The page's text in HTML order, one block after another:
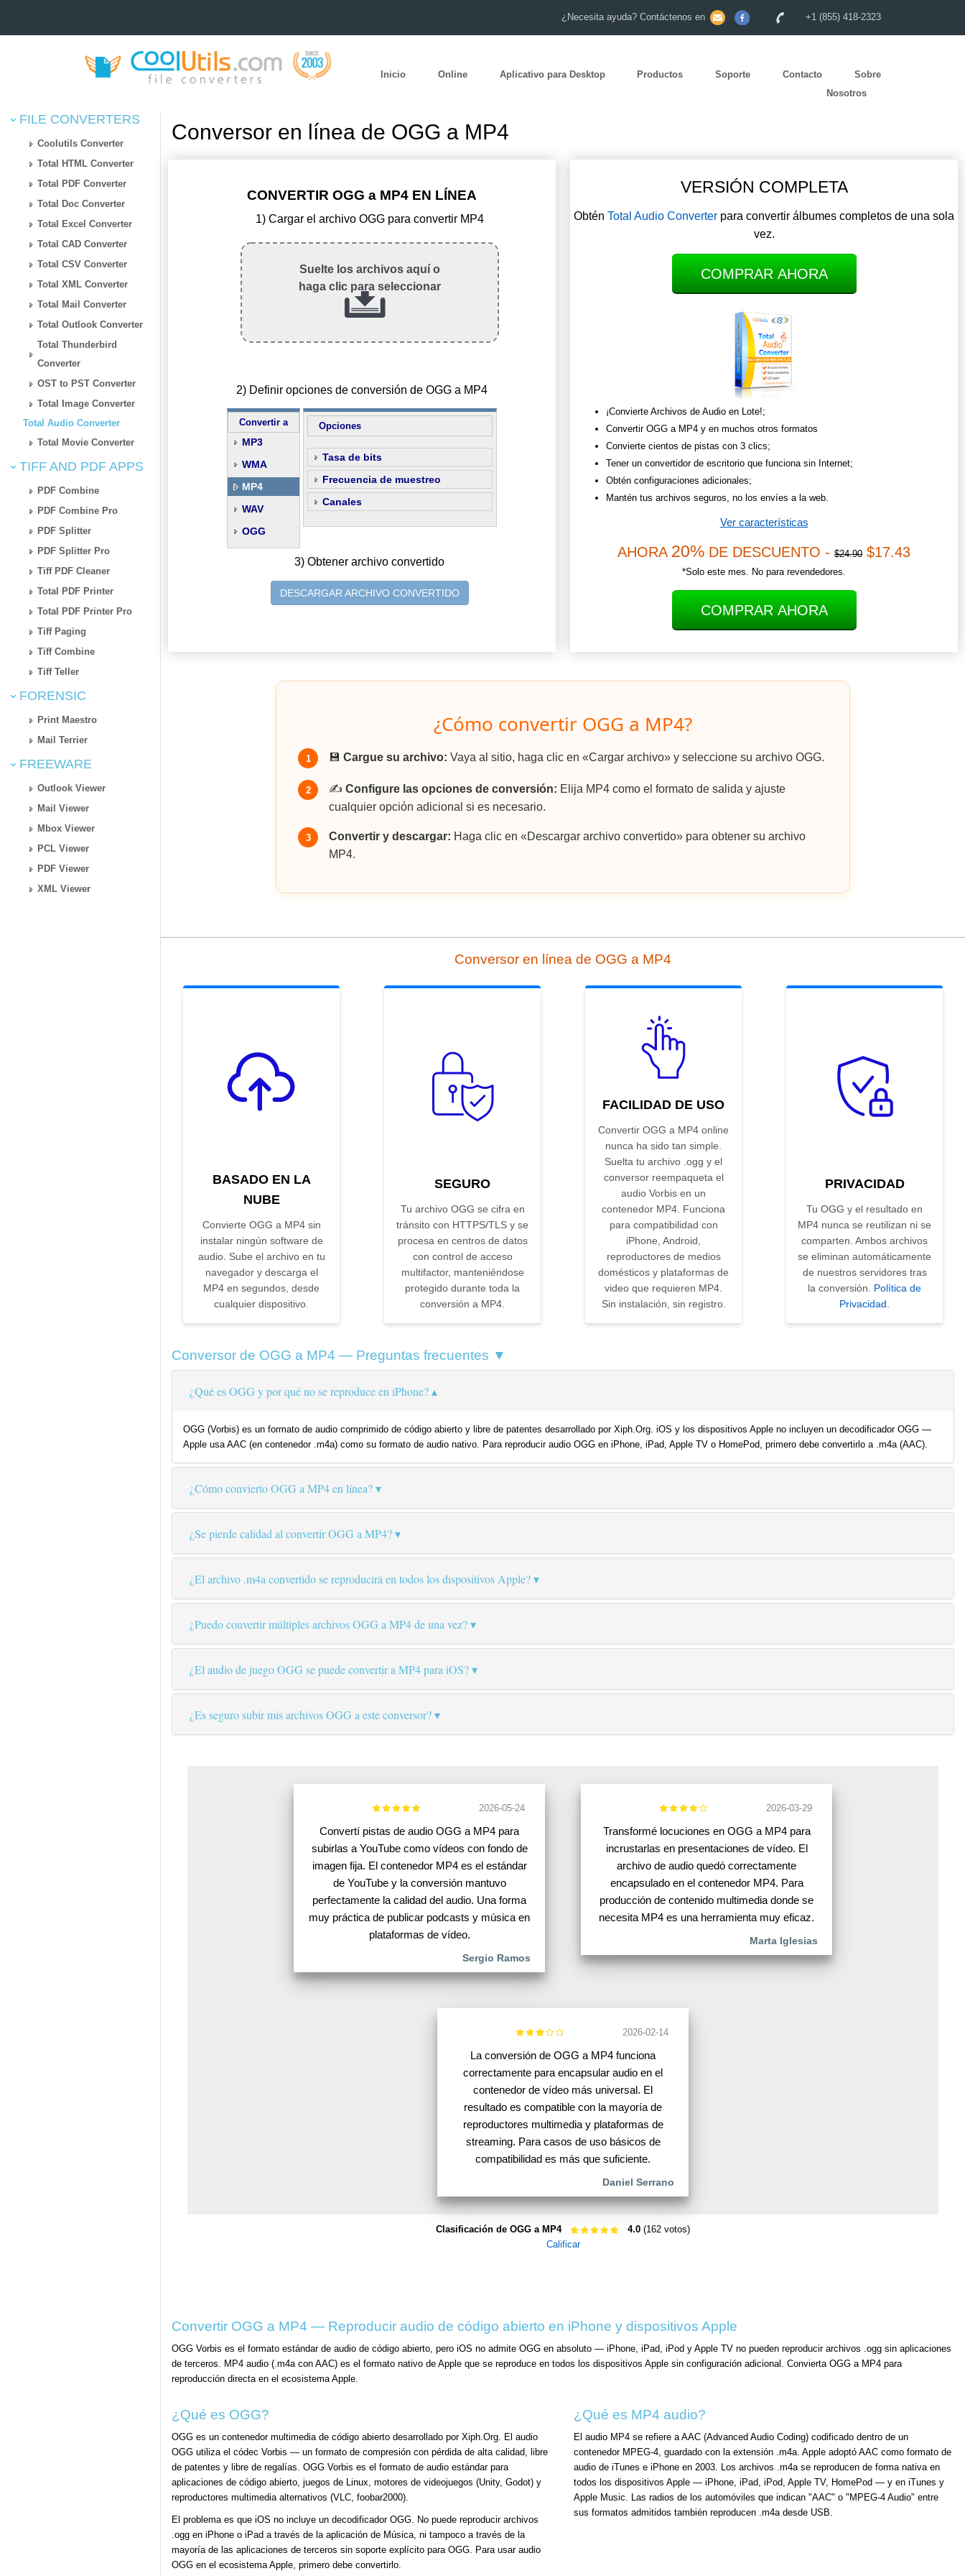
¿Necesita ayuda? Contáctenos en +1 (855) 418-2323
Inicio Online Aplicativo para Desktop Productos Soporte Contacto
Sobre
Nosotros
FILE CONVERTERS
Coolutils Converter
Total HTML Converter
Total PDF Converter
Total Doc Converter
Total Excel Converter
Total CAD Converter
Total CSV Converter
Total XML Converter
Total Mail Converter
Total Outlook Converter
Total Thunderbird
Converter
OST to PST Converter
Total Image Converter
Total Audio Converter
Total Movie Converter
TIFF AND PDF APPS
PDF Combine
PDF Combine Pro
PDF Splitter
PDF Splitter Pro
Tiff PDF Cleaner
Total PDF Printer
Total PDF Printer Pro
Tiff Paging
Tiff Combine
Tiff Teller
FORENSIC
Print Maestro
Mail Terrier
FREEWARE
Outlook Viewer
Mail Viewer
Mbox Viewer
PCL Viewer
PDF Viewer
XML Viewer
Conversor en línea de OGG a MP4
CONVERTIR OGG a MP4 EN LÍNEA
1) Cargar el archivo OGG para convertir MP4
Suelte los archivos aquí o
haga clic para seleccionar
2) Definir opciones de conversión de OGG a MP4
Convertir a
MP3
WMA
MP4
WAV
OGG
Opciones
Tasa de bits
Frecuencia de muestreo
Canales
3) Obtener archivo convertido
DESCARGAR ARCHIVO CONVERTIDO
VERSIÓN COMPLETA
Obtén Total Audio Converter para convertir álbumes completos de una sola
vez.
COMPRAR AHORA
¡Convierte Archivos de Audio en Lote!;
Convertir OGG a MP4 y en muchos otros formatos
Convierte cientos de pistas con 3 clics;
Tener un convertidor de escritorio que funciona sin Internet;
Obtén configuraciones adicionales;
Mantén tus archivos seguros, no los envíes a la web.
Ver características
AHORA 20% DE DESCUENTO - $24.90 $17.43
*Solo este mes. No para revendedores.
COMPRAR AHORA
¿Cómo convertir OGG a MP4?
1 💾 Cargue su archivo: Vaya al sitio, haga clic en «Cargar archivo» y seleccione su archivo OGG.
2 ✍️ Configure las opciones de conversión: Elija MP4 como el formato de salida y ajuste
cualquier opción adicional si es necesario.
3 Convertir y descargar: Haga clic en «Descargar archivo convertido» para obtener su archivo
MP4.
Conversor en línea de OGG a MP4
BASADO EN LA
NUBE
Convierte OGG a MP4 sin
instalar ningún software de
audio. Sube el archivo en tu
navegador y descarga el
MP4 en segundos, desde
cualquier dispositivo.
SEGURO
Tu archivo OGG se cifra en
tránsito con HTTPS/TLS y se
procesa en centros de datos
con control de acceso
multifactor, manteniéndose
protegido durante toda la
conversión a MP4.
FACILIDAD DE USO
Convertir OGG a MP4 online
nunca ha sido tan simple.
Suelta tu archivo .ogg y el
conversor reempaqueta el
audio Vorbis en un
contenedor MP4. Funciona
para compatibilidad con
iPhone, Android,
reproductores de medios
domésticos y plataformas de
video que requieren MP4.
Sin instalación, sin registro.
PRIVACIDAD
Tu OGG y el resultado en
MP4 nunca se reutilizan ni se
comparten. Ambos archivos
se eliminan automáticamente
de nuestros servidores tras
la conversión. Política de
Privacidad.
Conversor de OGG a MP4 — Preguntas frecuentes ▼
¿Qué es OGG y por qué no se reproduce en iPhone?
OGG (Vorbis) es un formato de audio comprimido de código abierto y libre de patentes desarrollado por Xiph.Org. iOS y los dispositivos Apple no incluyen un decodificador OGG —
Apple usa AAC (en contenedor .m4a) como su formato de audio nativo. Para reproducir audio OGG en iPhone, iPad, Apple TV o HomePod, primero debe convertirlo a .m4a (AAC).
¿Cómo convierto OGG a MP4 en línea?
¿Se pierde calidad al convertir OGG a MP4?
¿El archivo .m4a convertido se reproducirá en todos los dispositivos Apple?
¿Puedo convertir múltiples archivos OGG a MP4 de una vez?
¿El audio de juego OGG se puede convertir a MP4 para iOS?
¿Es seguro subir mis archivos OGG a este conversor?
2026-05-24
Convertí pistas de audio OGG a MP4 para
subirlas a YouTube como vídeos con fondo de
imagen fija. El contenedor MP4 es el estándar
de YouTube y la conversión mantuvo
perfectamente la calidad del audio. Una forma
muy práctica de publicar podcasts y música en
plataformas de vídeo.
Sergio Ramos
2026-03-29
Transformé locuciones en OGG a MP4 para
incrustarlas en presentaciones de vídeo. El
archivo de audio quedó correctamente
encapsulado en el contenedor MP4. Para
producción de contenido multimedia donde se
necesita MP4 es una herramienta muy eficaz.
Marta Iglesias
2026-02-14
La conversión de OGG a MP4 funciona
correctamente para encapsular audio en el
contenedor de vídeo más universal. El
resultado es compatible con la mayoría de
reproductores multimedia y plataformas de
streaming. Para casos de uso básicos de
compatibilidad es más que suficiente.
Daniel Serrano
Clasificación de OGG a MP4 4.0 (162 votos)
Calificar
Convertir OGG a MP4 — Reproducir audio de código abierto en iPhone y dispositivos Apple
OGG Vorbis es el formato estándar de audio de código abierto, pero iOS no admite OGG en absoluto — iPhone, iPad, iPod y Apple TV no pueden reproducir archivos .ogg sin aplicaciones
de terceros. MP4 audio (.m4a con AAC) es el formato nativo de Apple que se reproduce en todos los dispositivos Apple sin configuración adicional. Convierta OGG a MP4 para
reproducción directa en el ecosistema Apple.
¿Qué es OGG?
OGG es un contenedor multimedia de código abierto desarrollado por Xiph.Org. El audio
OGG utiliza el códec Vorbis — un formato de compresión con pérdida de alta calidad, libre
de patentes y libre de regalías. OGG Vorbis es el formato de audio estándar para
aplicaciones de código abierto, juegos de Linux, motores de videojuegos (Unity, Godot) y
reproductores multimedia alternativos (VLC, foobar2000).
El problema es que iOS no incluye un decodificador OGG. No puede reproducir archivos
.ogg en iPhone o iPad a través de la aplicación de Música, ni tampoco a través de la
mayoría de las aplicaciones de terceros sin soporte explícito para OGG. Para usar audio
OGG en el ecosistema Apple, primero debe convertirlo.
¿Qué es MP4 audio?
El audio MP4 se refiere a AAC (Advanced Audio Coding) codificado dentro de un
contenedor MPEG-4, guardado con la extensión .m4a. Apple adoptó AAC como formato de
audio de iTunes e iPhone en 2003. Los archivos .m4a se reproducen de forma nativa en
todos los dispositivos Apple — iPhone, iPad, iPod, Apple TV, HomePod — y en iTunes y
Apple Music. Las radios de los automóviles que indican "AAC" o "MPEG-4 Audio" entre
sus formatos admitidos también reproducen .m4a desde USB.